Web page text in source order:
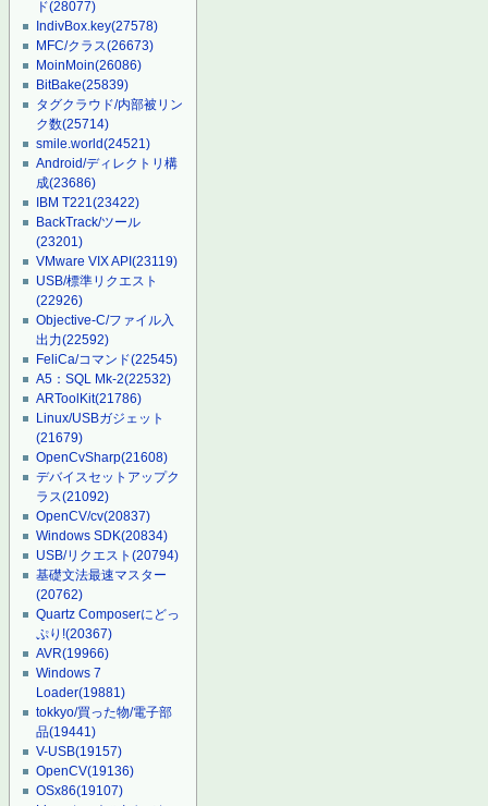
ド(28077)
IndivBox.key(27578)
MFC/クラス(26673)
MoinMoin(26086)
BitBake(25839)
タグクラウド/内部被リン
ク数(25714)
smile.world(24521)
Android/ディレクトリ構
成(23686)
IBM T221(23422)
BackTrack/ツール
(23201)
VMware VIX API(23119)
USB/標準リクエスト
(22926)
Objective-C/ファイル入
出力(22592)
FeliCa/コマンド(22545)
A5：SQL Mk-2(22532)
ARToolKit(21786)
Linux/USBガジェット
(21679)
OpenCvSharp(21608)
デバイスセットアップク
ラス(21092)
OpenCV/cv(20837)
Windows SDK(20834)
USB/リクエスト(20794)
基礎文法最速マスター
(20762)
Quartz Composerにどっ
ぷり!(20367)
AVR(19966)
Windows 7
Loader(19881)
tokkyo/買った物/電子部
品(19441)
V-USB(19157)
OpenCV(19136)
OSx86(19107)